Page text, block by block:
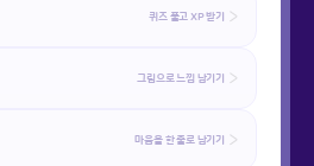
퀴즈 풀고 XP 받기
그림으로 느낌 남기기
마음을 한 줄로 남기기